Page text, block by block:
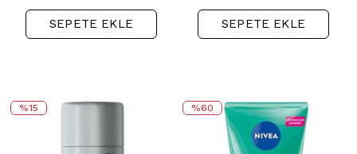
SEPETE EKLE SEPETE EKLE
%15 %60